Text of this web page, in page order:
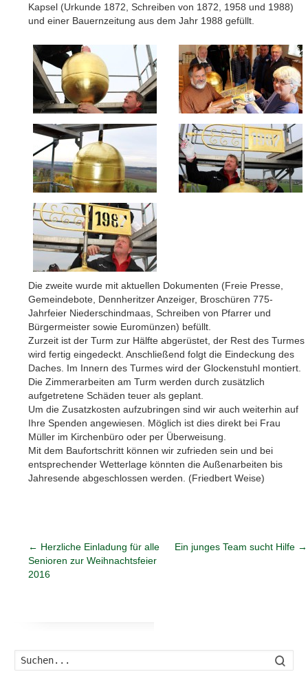
Kapsel (Urkunde 1872, Schreiben von 1872, 1958 und 1988)
und einer Bauernzeitung aus dem Jahr 1988 gefüllt.
Die zweite wurde mit aktuellen Dokumenten (Freie Presse,
Gemeindebote, Dennheritzer Anzeiger, Broschüren 775-
Jahrfeier Niederschindmaas, Schreiben von Pfarrer und
Bürgermeister sowie Euromünzen) befüllt.
Zurzeit ist der Turm zur Hälfte abgerüstet, der Rest des Turmes
wird fertig eingedeckt. Anschließend folgt die Eindeckung des
Daches. Im Innern des Turmes wird der Glockenstuhl montiert.
Die Zimmerarbeiten am Turm werden durch zusätzlich
aufgetretene Schäden teuer als geplant.
Um die Zusatzkosten aufzubringen sind wir auch weiterhin auf
Ihre Spenden angewiesen. Möglich ist dies direkt bei Frau
Müller im Kirchenbüro oder per Überweisung.
Mit dem Baufortschritt können wir zufrieden sein und bei
entsprechender Wetterlage könnten die Außenarbeiten bis
Jahresende abgeschlossen werden. (Friedbert Weise)
← Herzliche Einladung für alle
Senioren zur Weihnachtsfeier
2016
Ein junges Team sucht Hilfe →